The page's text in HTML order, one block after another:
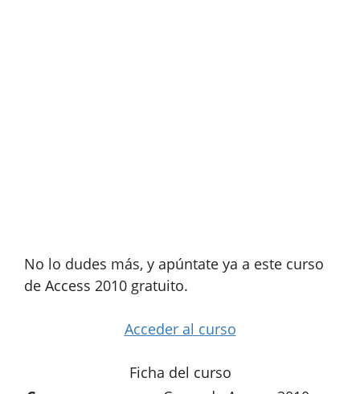
No lo dudes más, y apúntate ya a este curso
de Access 2010 gratuito.
Acceder al curso
Ficha del curso